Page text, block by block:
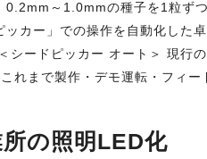
0.2mm～1.0mmの種子を1粒ず
ッカー」での操作を自動化した
シードピッカー オート＞ 現行
れまで製作・デモ運転・フィー
所の照明LED化